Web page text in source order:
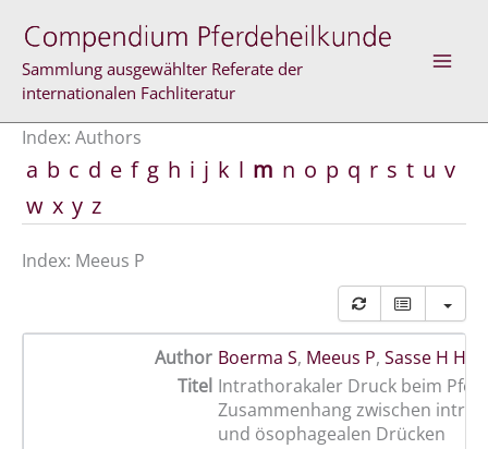
content
Sammlung ausgewählter Referate der
internationalen Fachliteratur
Index: Authors
a b c d e f g h i j k l m n o p q r s t u v
w x y z
Index: Meeus P
Author Boerma S, Meeus P, Sasse H H L
Titel Intrathorakaler Druck beim
Zusammenhang zwischen
und ösophagealen Drücken